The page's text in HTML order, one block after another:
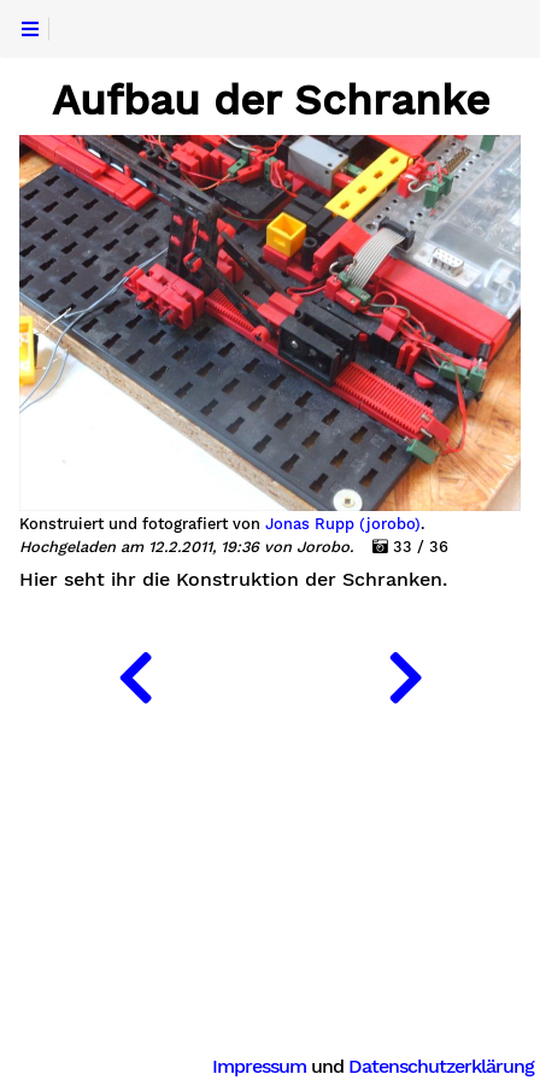
Aufbau der Schranke
Konstruiert und fotografiert von Jonas Rupp (jorobo).
Hochgeladen am 12.2.2011, 19:36 von Jorobo.
33 / 36
Hier seht ihr die Konstruktion der Schranken.
Impressum und Datenschutzerklärung